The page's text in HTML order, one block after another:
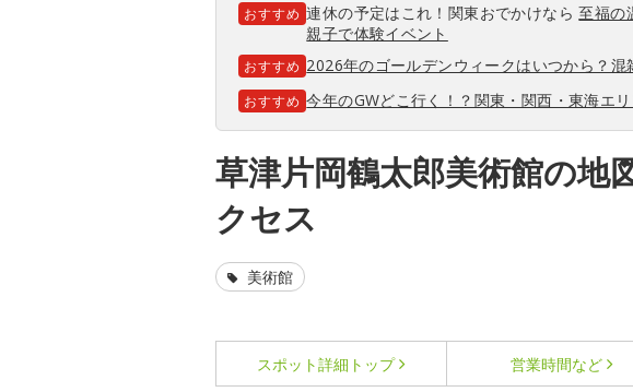
おすすめ 連休の予定はこれ！関東おでかけなら至福の
親子で体験イベント
おすすめ 2026年のゴールデンウィークはいつから？
おすすめ 今年のGWどこ行く！？関東・関西・東海エ
草津片岡鶴太郎美術館の地
クセス
美術館
スポット詳細 トップ 営業時間など